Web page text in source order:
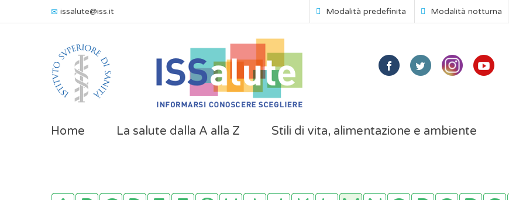
issalute@iss.it Modalità predefinita Modalità notturna
Home La salute dalla A alla Z Stili di vita, alimentazione e ambiente